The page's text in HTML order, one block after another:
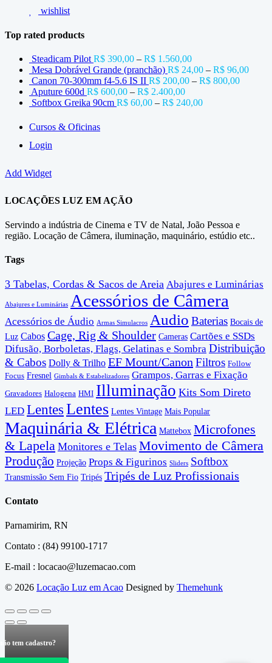
wishlist
Top rated products
Steadicam Pilot R$ 390,00 – R$ 1.560,00
Mesa Dobrável Grande (pranchão) R$ 24,00 – R$ 96,00
Canon 70-300mm f4-5.6 IS II R$ 200,00 – R$ 800,00
Aputure 600d R$ 600,00 – R$ 2.400,00
Softbox Greika 90cm R$ 60,00 – R$ 240,00
Cursos & Oficinas
Login
Add Widget
LOCAÇÕES LUZ EM AÇÃO
Servindo a indústria de Cinema e TV de Natal, João Pessoa e
região. Locação de Câmera, iluminação, maquinário, estúdio etc..
Tags
3 Tabelas, Cordas & Sacos de Areia Abajures e Luminárias
Abajures e Luminárias Acessórios de Câmera
Acessórios de Áudio Armas Simulacros Audio Baterias Bocais de
Luz Cabos Cage, Rig & Shoulder Cameras Cartões e SSDs
Difusão, Borboletas, Flags, Gelatinas e Sombra Distribuição
& Cabos Dolly & Trilho EF Mount/Canon Filtros Follow
Focus Fresnel Gimbals & Estabelizadores Grampos, Garras e Fixação
Gravadores Halogena HMI Illuminação Kits Som Direto
LED Lentes Lentes Lentes Vintage Mais Popular
Maquinária & Elétrica Mattebox Microfones
& Lapela Monitores e Telas Movimento de Câmera
Produção Projeção Props & Figurinos Sliders Softbox
Transmissão Sem Fio Tripés Tripés de Luz Profissionais
Contato
Parnamirim, RN
Contato : (84) 99100-1717
E-mail : locacao@luzemacao.com
© 2026 Locação Luz em Acao Designed by Themehunk
tem cadastro?